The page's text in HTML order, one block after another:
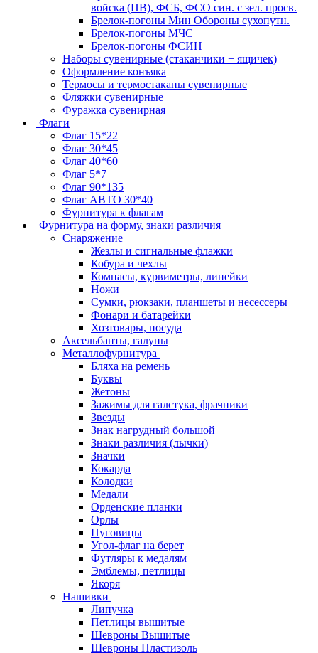
войска (ПВ), ФСБ, ФСО син. с зел. просв.
Брелок-погоны Мин Обороны сухопутн.
Брелок-погоны МЧС
Брелок-погоны ФСИН
Наборы сувенирные (стаканчики + ящичек)
Оформление конъяка
Термосы и термостаканы сувенирные
Фляжки сувенирные
Фуражка сувенирная
Флаги
Флаг 15*22
Флаг 30*45
Флаг 40*60
Флаг 5*7
Флаг 90*135
Флаг АВТО 30*40
Фурнитура к флагам
Фурнитура на форму, знаки различия
Снаряжение
Жезлы и сигнальные флажки
Кобура и чехлы
Компасы, курвиметры, линейки
Ножи
Сумки, рюкзаки, планшеты и несессеры
Фонари и батарейки
Хозтовары, посуда
Аксельбанты, галуны
Металлофурнитура
Бляха на ремень
Буквы
Жетоны
Зажимы для галстука, фрачники
Звезды
Знак нагрудный большой
Знаки различия (лычки)
Значки
Кокарда
Колодки
Медали
Орденские планки
Орлы
Пуговицы
Угол-флаг на берет
Футляры к медалям
Эмблемы, петлицы
Якоря
Нашивки
Липучка
Петлицы вышитые
Шевроны Вышитые
Шевроны Пластизоль